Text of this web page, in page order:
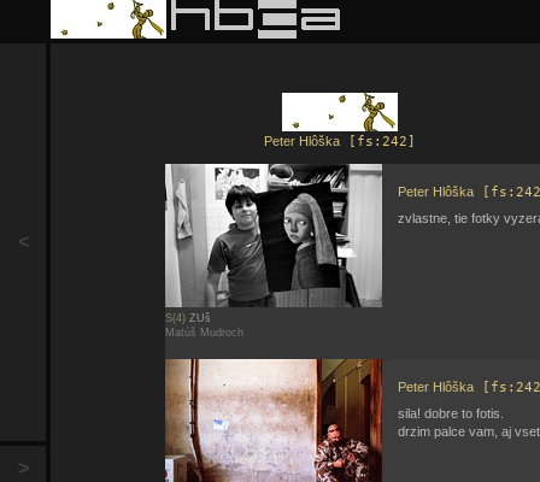
<
>
Peter Hlôška [fs:242]
S(4) ZUš
Matúš Mudroch
Peter Hlôška
zvlastne, tie fotky
Peter Hlôška
sila! dobre to fotis.
drzim palce vam, aj